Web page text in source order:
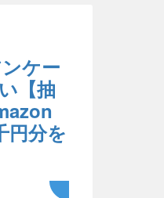
といった
れてきま
り
上げま
介
の見え方
いいねが
位3名に
＋Qiita オ
カード
ャツ1枚＋
は
の活動を
ジです。
いね数、
ベントな
ことがで
していまし
カレンダ
レゼント
したら、
🎄
ケー
【抽
円分を